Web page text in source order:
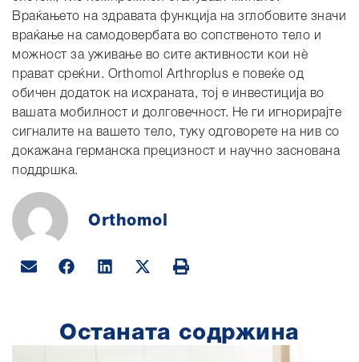
Враќањето на здравата функција на зглобовите значи
враќање на самодовербата во сопственото тело и
можност за уживање во сите активности кои нè
прават среќни. Orthomol Arthroplus е повеќе од
обичен додаток на исхраната, тој е инвестиција во
вашата мобилност и долговечност. Не ги игнорирајте
сигналите на вашето тело, туку одговорете на нив со
докажана германска прецизност и научно заснована
поддршка.
Orthomol
Останата содржина